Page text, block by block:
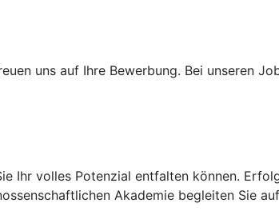
uns auf Ihre Bewerbung. Bei unseren
Ihr volles Potenzial entfalten können.
Akademie begleiten Sie